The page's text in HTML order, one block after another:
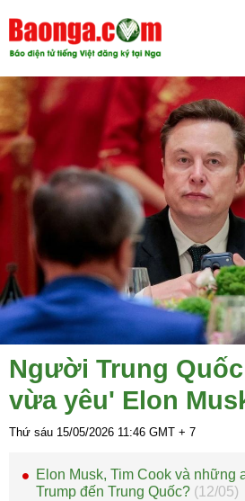
Người Trung
vừa yêu' Elon
Thứ sáu 15/05/2026 11:46 GMT + 7
Elon Musk, Tim Cook và những
Trump đến Trung Quốc? (12/05)